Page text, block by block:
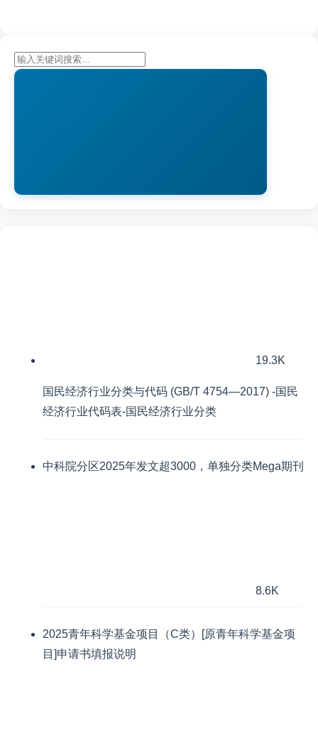
19.3K
国民经济行业分类与代码 (GB/T 4754—2017) -国民
经济行业代码表-国民经济行业分类
中科院分区2025年发文超3000，单独分类Mega期刊
8.6K
2025青年科学基金项目（C类）[原青年科学基金项
目]申请书填报说明